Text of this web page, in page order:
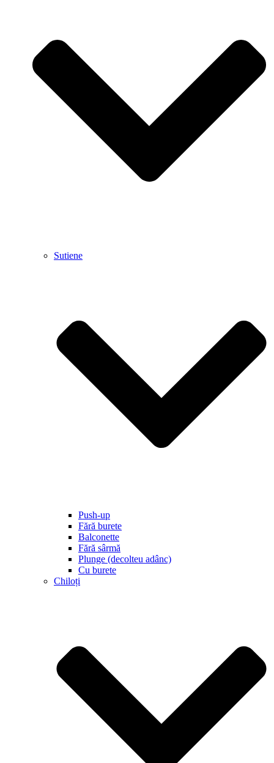
Sutiene
Push-up
Fără burete
Balconette
Fără sârmă
Plunge (decolteu adânc)
Cu burete
Chiloți